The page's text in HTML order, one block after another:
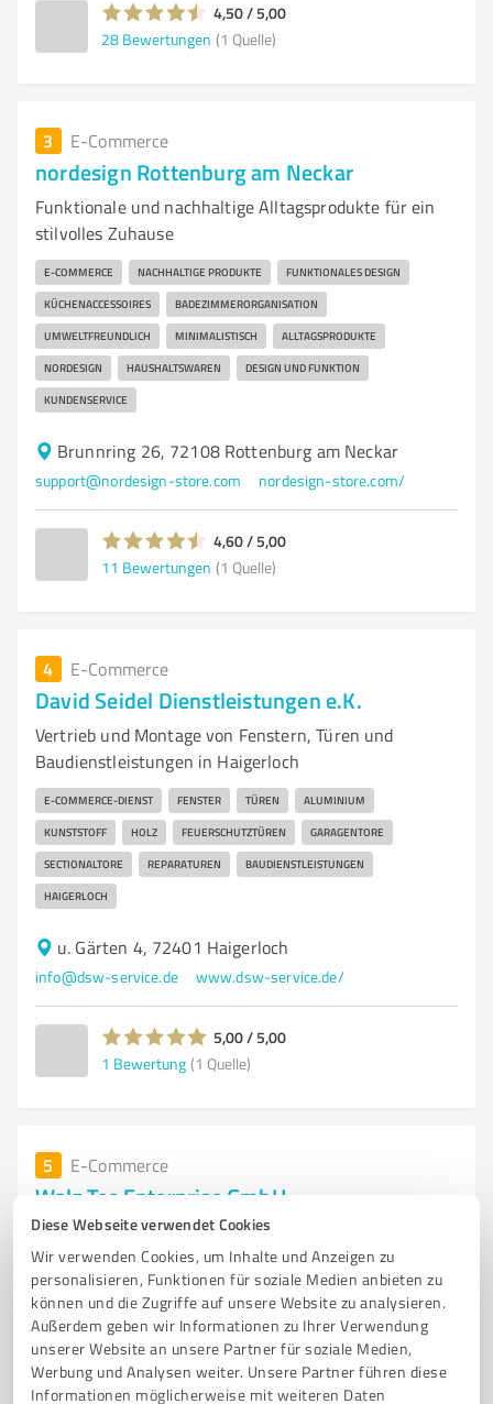
Diese Webseite verwendet Cookies
Wir verwenden Cookies, um Inhalte und Anzeigen zu
personalisieren, Funktionen für soziale Medien anbieten zu
können und die Zugriffe auf unsere Website zu analysieren.
Außerdem geben wir Informationen zu Ihrer Verwendung
unserer Website an unsere Partner für soziale Medien,
Werbung und Analysen weiter. Unsere Partner führen diese
Informationen möglicherweise mit weiteren Daten
4,50 / 5,00
28 Bewertungen (1 Quelle)
3 E-Commerce
nordesign Rottenburg am Neckar
Funktionale und nachhaltige Alltagsprodukte für ein
stilvolles Zuhause
E-COMMERCE NACHHALTIGE PRODUKTE FUNKTIONALES DESIGN
KÜCHENACCESSOIRES BADEZIMMERORGANISATION
UMWELTFREUNDLICH MINIMALISTISCH ALLTAGSPRODUKTE
NORDESIGN HAUSHALTSWAREN DESIGN UND FUNKTION
KUNDENSERVICE
Brunnring 26, 72108 Rottenburg am Neckar
support@nordesign-store.com nordesign-store.com/
4,60 / 5,00
11 Bewertungen (1 Quelle)
4 E-Commerce
David Seidel Dienstleistungen e.K.
Vertrieb und Montage von Fenstern, Türen und
Baudienstleistungen in Haigerloch
E-COMMERCE-DIENST FENSTER TÜREN ALUMINIUM
KUNSTSTOFF HOLZ FEUERSCHUTZTÜREN GARAGENTORE
SECTIONALTORE REPARATUREN BAUDIENSTLEISTUNGEN
HAIGERLOCH
u. Gärten 4, 72401 Haigerloch
info@dsw-service.de www.dsw-service.de/
5,00 / 5,00
1 Bewertung (1 Quelle)
5 E-Commerce
Walz Tec Enterprise GmbH
E-Commerce-Dienstleistungen für Websites und
Online-Shops in Nagold
E-COMMERCE ONLINE-SHOP WEBSITE-ENTWICKLUNG WORDPRESS
SHOPWARE ONLINE-MARKETING SUCHMASCHINENOPTIMIERUNG
SOCIAL MEDIA MARKETING INDIVIDUELLE SOFTWARELÖSUNGEN
NEWSLETTER-MARKETING MOBILE APPS UNTERNEHMENSBERATUNG